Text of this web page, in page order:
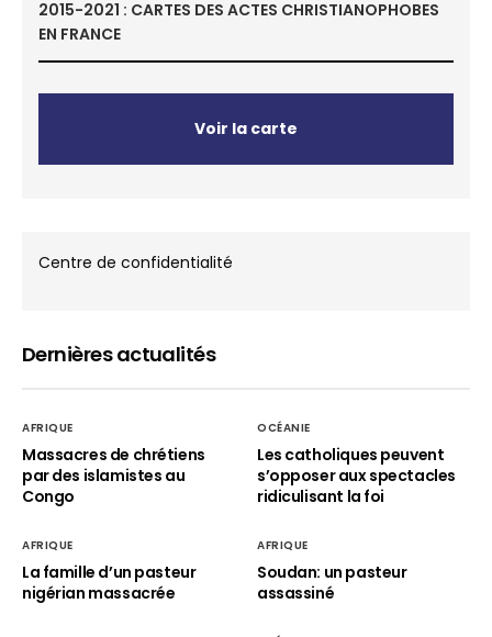
2015-2021 : CARTES DES ACTES CHRISTIANOPHOBES
EN FRANCE
Voir la carte
Centre de confidentialité
Dernières actualités
AFRIQUE
Massacres de chrétiens
par des islamistes au
Congo
OCÉANIE
Les catholiques peuvent
s’opposer aux spectacles
ridiculisant la foi
AFRIQUE
La famille d’un pasteur
nigérian massacrée
AFRIQUE
Soudan: un pasteur
assassiné